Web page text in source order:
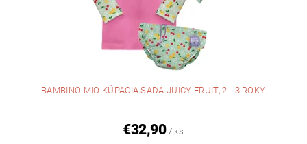
BAMBINO MIO KÚPACIA SADA JUICY FRUIT, 2 - 3 ROKY
€32,90 / ks